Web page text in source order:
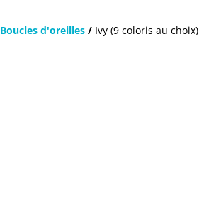
Boucles d'oreilles / Ivy (9 coloris au choix)